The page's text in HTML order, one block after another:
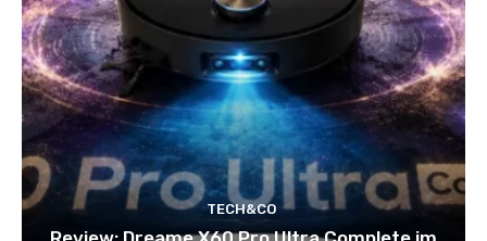
TECH&CO